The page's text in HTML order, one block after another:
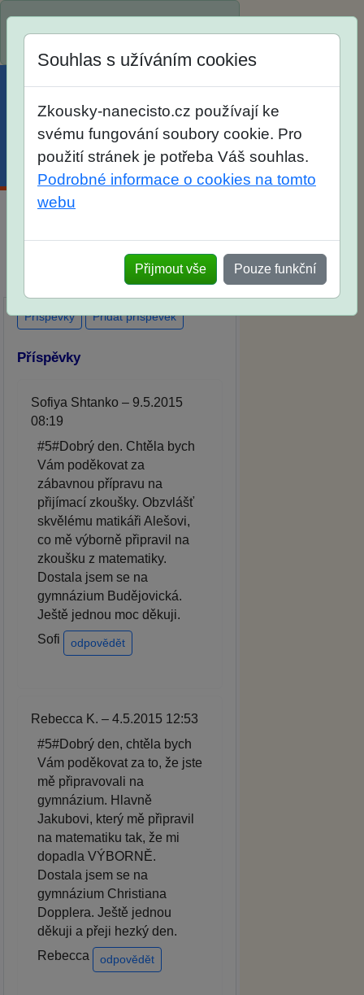
Menu Účet Košík
na SŠ? Vaše ohlasy po skutečných
přijímacích zkouškách
Souhlas s užíváním cookies
Zkousky-nanecisto.cz používají ke
svému fungování soubory cookie. Pro
použití stránek je potřeba Váš souhlas.
Podrobné informace o cookies na tomto
webu
Přijmout vše Pouze funkční
Příspěvky Přidat příspěvek
Příspěvky
Sofiya Shtanko – 9.5.2015
08:19
#5#Dobrý den. Chtěla bych
Vám poděkovat za
zábavnou přípravu na
přijímací zkoušky. Obzvlášť
skvělému matikáři Alešovi,
co mě výborně připravil na
zkoušku z matematiky.
Dostala jsem se na
gymnázium Budějovická.
Ještě jednou moc děkuji.
Sofi
odpovědět
Rebecca K. – 4.5.2015 12:53
#5#Dobrý den, chtěla bych
Vám poděkovat za to, že jste
mě připravovali na
gymnázium. Hlavně
Jakubovi, který mě připravil
na matematiku tak, že mi
dopadla VÝBORNĚ.
Dostala jsem se na
gymnázium Christiana
Dopplera. Ještě jednou
děkuji a přeji hezký den.
Rebecca
odpovědět